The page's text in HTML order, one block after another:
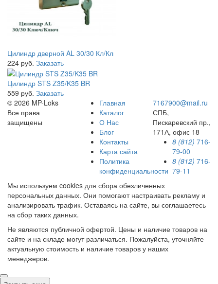
Цилиндр дверной AL 30/30 Кл/Кл
224 руб. Заказать
Цилиндр STS Z35/K35 BR
559 руб. Заказать
© 2026 MP-Loks
Все права
защищены
Главная
Каталог
О Нас
Блог
Контакты
Карта сайта
Политика
конфиденциальности
7167900@mail.ru
СПБ,
Пискаревский пр.,
171А, офис 18
8 (812) 716-
79-00
8 (812) 716-
79-11
Мы используем cookies для сбора обезличенных
персональных данных. Они помогают настраивать рекламу и
анализировать трафик. Оставаясь на сайте, вы соглашаетесь
на сбор таких данных.
Не являются публичной офертой. Цены и наличие товаров на
сайте и на складе могут различаться. Пожалуйста, уточняйте
актуальную стоимость и наличие товаров у наших
менеджеров.